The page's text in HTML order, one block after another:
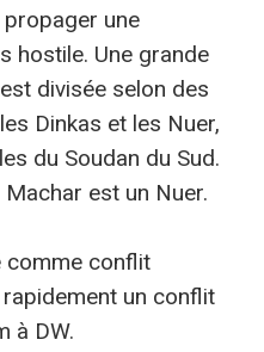
une
hostile. Une grande
divisée selon des
Dinkas et les Nuer,
du Soudan du Sud.
est un Nuer.
comme conflit
un conflit
à DW.